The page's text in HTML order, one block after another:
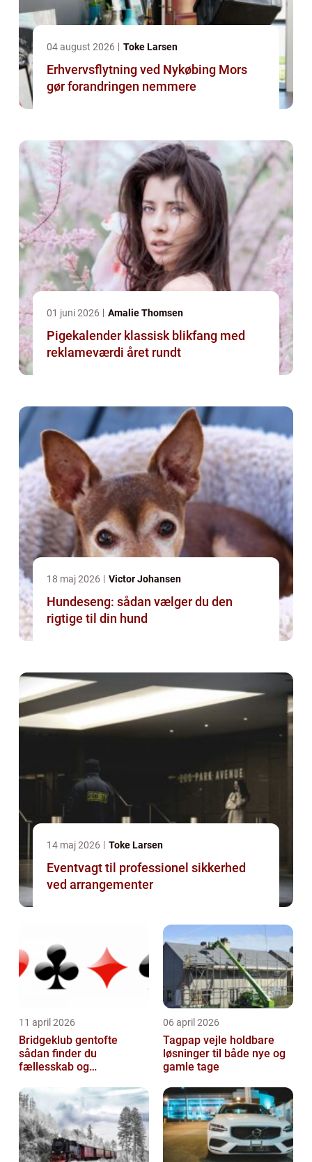
04 august 2026 Toke Larsen
Erhvervsflytning ved Nykøbing Mors
gør forandringen nemmere
01 juni 2026 Amalie Thomsen
Pigekalender klassisk blikfang med
reklameværdi året rundt
18 maj 2026 Victor Johansen
Hundeseng: sådan vælger du den
rigtige til din hund
14 maj 2026 Toke Larsen
Eventvagt til professionel sikkerhed
ved arrangementer
11 april 2026
Bridgeklub gentofte
sådan finder du
fællesskab og
06 april 2026
Tagpap vejle holdbare
løsninger til både nye og
gamle tage